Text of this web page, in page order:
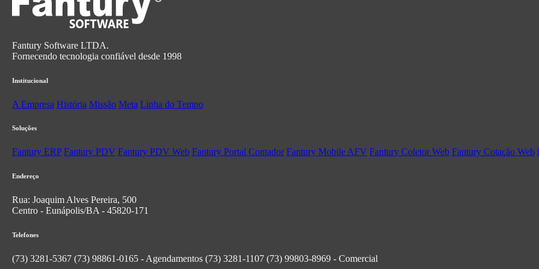
Fantury Software LTDA.
Fornecendo tecnologia confiável desde 1998
Institucional
A Empresa História Missão Meta Linha do Tempo
Soluções
Fantury ERP Fantury PDV Fantury PDV Web Fantury Portal Contador Fantury Mobile AFV Fantury Coletor Web Fantury Cotação Web
Endereço
Rua: Joaquim Alves Pereira, 500
Centro - Eunápolis/BA - 45820-171
Telefones
(73) 3281-5367 (73) 98861-0165 - Agendamentos (73) 3281-1107 (73) 99803-8969 - Comercial